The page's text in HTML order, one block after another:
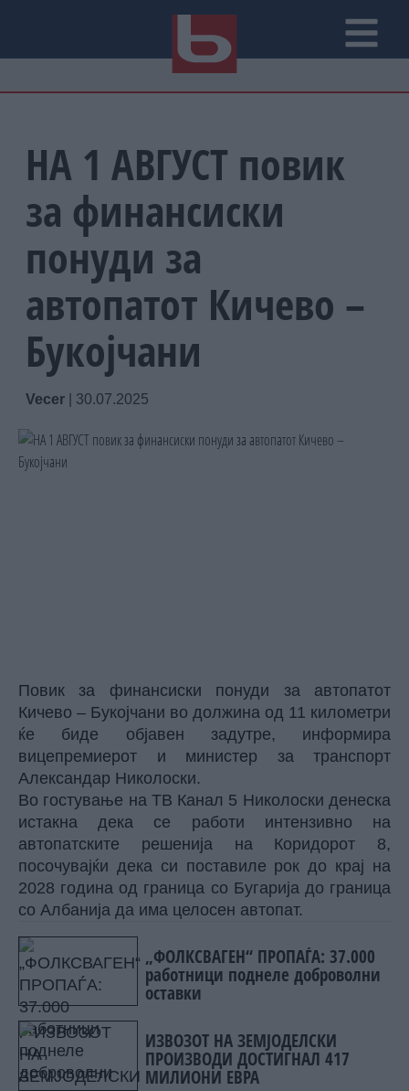
НА 1 АВГУСТ повик
за финансиски
понуди за
автопатот Кичево –
Букојчани
Vecer 30.07.2025
Повик за финансиски понуди за автопатот
Кичево – Букојчани во должина од 11 километри
ќе биде објавен задутре, информира
вицепремиерот и министер за транспорт
Александар Николоски.
Во гостување на ТВ Канал 5 Николоски денеска
истакна дека се работи интензивно на
автопатските решенија на Коридорот 8,
посочувајќи дека си поставиле рок до крај на
2028 година од граница со Бугарија до граница
со Албанија да има целосен автопат.
„ФОЛКСВАГЕН“ ПРОПАЃА: 37.000
работници поднеле доброволни
оставки
ИЗВОЗОТ НА ЗЕМЈОДЕЛСКИ
ПРОИЗВОДИ ДОСТИГНАЛ 417
МИЛИОНИ ЕВРА